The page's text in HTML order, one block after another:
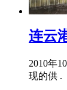
连云
2010年
现的供 .